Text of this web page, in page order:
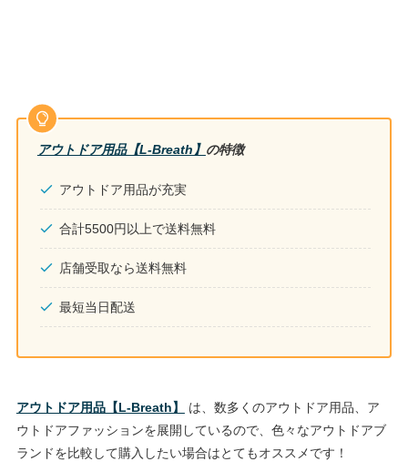
アウトドア用品【L-Breath】 の特徴
アウトドア用品が充実
合計5500円以上で送料無料
店舗受取なら送料無料
最短当日配送
アウトドア用品【L-Breath】
は、数多くのアウトドア用品、ア
ウトドアファッションを展開しているので、色々なアウトドアブ
ランドを比較して購入したい場合はとてもオススメです！